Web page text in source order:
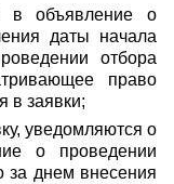
в объявление о
даты начала
отбора
право
в заявки;
уведомляются о
о проведении
за днем внесения